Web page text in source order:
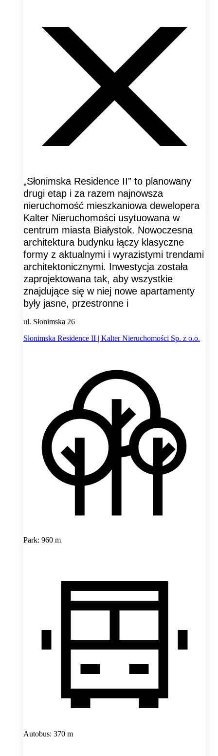
„Słonimska Residence II” to planowany
drugi etap i za razem najnowsza
nieruchomość mieszkaniowa dewelopera
Kalter Nieruchomości usytuowana w
centrum miasta Białystok. Nowoczesna
architektura budynku łączy klasyczne
formy z aktualnymi i wyrazistymi trendami
architektonicznymi. Inwestycja została
zaprojektowana tak, aby wszystkie
znajdujące się w niej nowe apartamenty
były jasne, przestronne i
ul. Słonimska 26
Słonimska Residence II | Kalter Nieruchomości Sp. z o.o.
Park: 960 m
Autobus: 370 m